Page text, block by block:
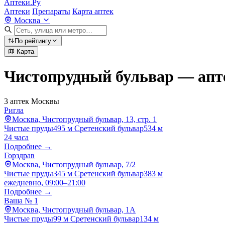
Аптеки.Ру
Аптеки Препараты Карта аптек
Москва
По рейтингу
Карта
Чистопрудный бульвар —
3 аптек Москвы
Ригла
Москва, Чистопрудный бульвар, 13, стр. 1
Чистые пруды495 м Сретенский бульвар534 м
24 часа
Подробнее →
Горздрав
Москва, Чистопрудный бульвар, 7/2
Чистые пруды345 м Сретенский бульвар383 м
ежедневно, 09:00–21:00
Подробнее →
Ваша № 1
Москва, Чистопрудный бульвар, 1А
Чистые пруды99 м Сретенский бульвар134 м